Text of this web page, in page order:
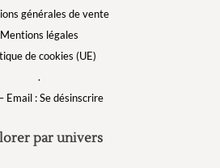
générales de vente
Mentions légales
de cookies (UE)
.
Email : Se désinscrire
par univers